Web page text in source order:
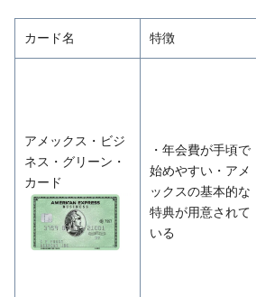
カード名 特徴
アメックス・ビジ
ネス・グリーン・
カード
・年会費が手頃で
始めやすい・アメ
ックスの基本的な
特典が用意されて
いる